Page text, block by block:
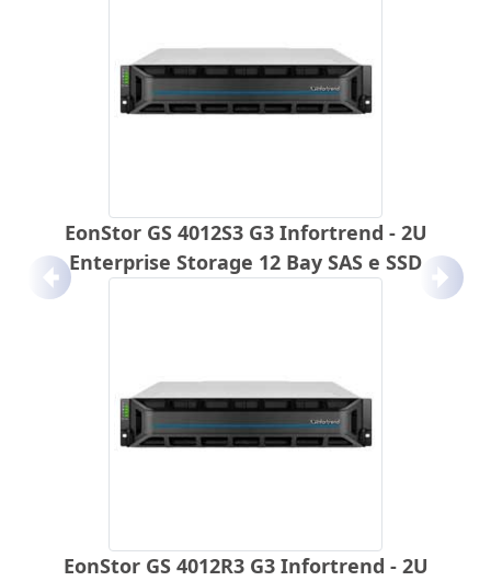
EonStor GS 4012S3 G3 Infortrend - 2U
Enterprise Storage 12 Bay SAS e SSD
EonStor GS 4012R3 G3 Infortrend - 2U
Anterior